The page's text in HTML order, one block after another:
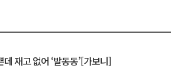
재고 없어 ‘발동동’[가보니]